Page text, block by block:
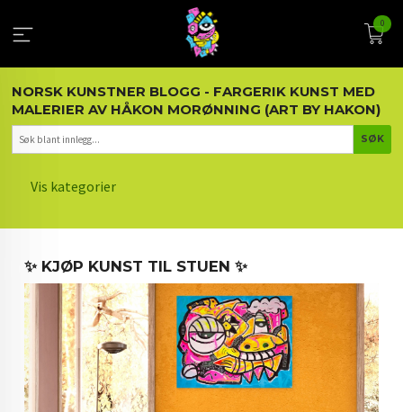
innholdet
0
NORSK KUNSTNER BLOGG - FARGERIK KUNST MED
MALERIER AV HÅKON MORØNNING (ART BY HAKON)
Vis kategorier
KUNST OG KUNSTNEREN
MALERIER BLOGG
ARTIKLER OM KUNST
INTERIØR OG KUNST
✨ KJØP KUNST TIL STUEN ✨